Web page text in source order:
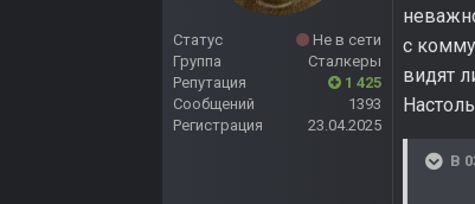
Статус
Не в сети
Группа
Сталкеры
Репутация
1 425
Сообщений
1393
Регистрация
23.04.2025
с
видят
В